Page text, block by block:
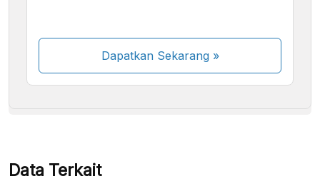
Dapatkan Sekarang»
Beberapa metode pembayaran masih dalam
Data Terkait